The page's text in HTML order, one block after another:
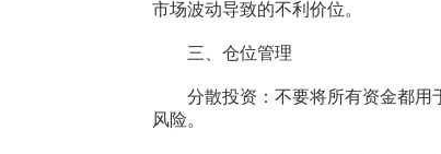
市场波动导致的不利价位。
三、仓位管理
分散投资：不要将所有资金都用
风险。